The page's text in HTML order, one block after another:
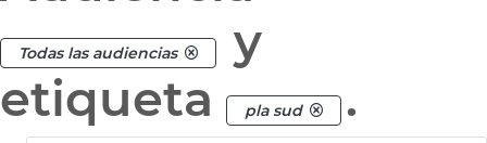
Todas las audiencias
y
etiqueta
pla sud .